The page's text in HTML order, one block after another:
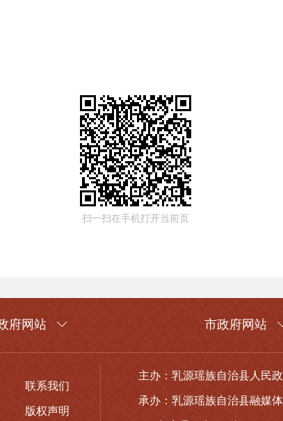
扫一扫在手机打开当前页
府网站 市政府网站
联系我们
版权声明
主办：乳源瑶族自治县人民
承办：乳源瑶族自治县融媒